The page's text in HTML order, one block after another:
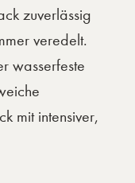
zuverlässig
veredelt.
wasserfeste
mit intensiver,